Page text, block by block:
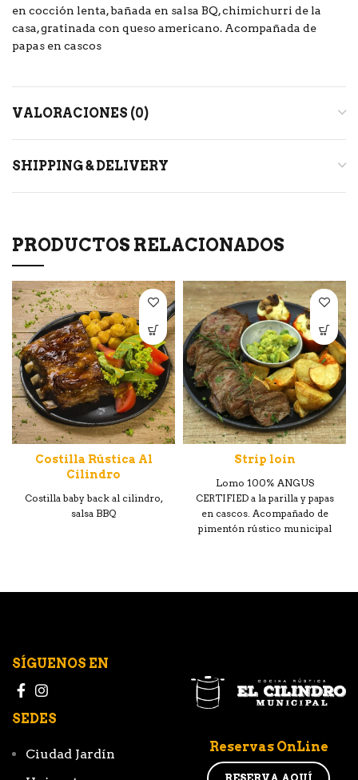
en cocción lenta, bañada en salsa BQ, chimichurri de la
casa, gratinada con queso americano. Acompañada de
papas en cascos
VALORACIONES (0)
SHIPPING & DELIVERY
PRODUCTOS RELACIONADOS
Costilla Rústica Al
Cilindro
Costilla baby back al cilindro,
salsa BBQ
Strip loin
Lomo 100% ANGUS
CERTIFIED a la parilla y papas
en cascos. Acompañado de
pimentón rústico municipal
SÍGUENOS EN
SEDES
Ciudad Jardín
Reservas OnLine